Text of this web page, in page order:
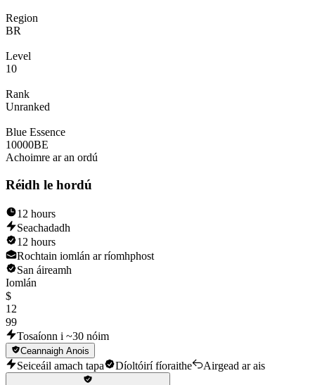
Region
BR
Level
10
Rank
Unranked
Blue Essence
10000BE
Achoimre ar an ordú
Réidh le hordú
12 hours
Seachadadh
12 hours
Rochtain iomlán ar ríomhphost
San áireamh
Iomlán
$
12
99
Tosaíonn i ~30 nóim
Ceannaigh Anois
Seiceáil amach tapa Díoltóirí fíoraithe Airgead ar ais